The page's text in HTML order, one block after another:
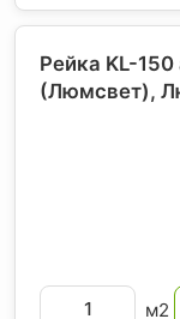
Рейка KL-
(Люмсвет),
м2